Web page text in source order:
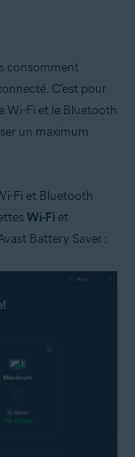
consomment
C'est pour
Wi-Fi et le Bluetooth
un maximum
Fi et Bluetooth
Wi-Fi et
Battery Saver :